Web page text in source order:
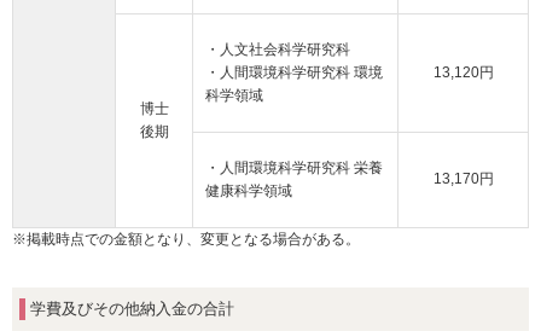
博士
後期
・人文社会科学研究科
・人間環境科学研究科 環境
科学領域
13,120円
・人間環境科学研究科 栄養
健康科学領域
13,170円
※掲載時点での金額となり、変更となる場合がある。
学費及びその他納入金の合計